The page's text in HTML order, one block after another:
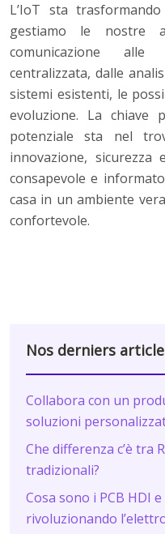
L’IoT sta
gestiamo le nostre
comunicazione
centralizzata, dalle
sistemi esistenti, le
evoluzione. La chiave
potenziale sta nel
innovazione,
consapevole e
casa in un ambiente
confortevole.
Nos derniers
Collabora con un
soluzioni
Che differenza c’è tra
tradizionali?
Cosa sono i PCB HDI
rivoluzionando